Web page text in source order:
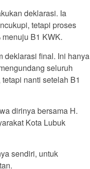
deklarasi. Ia
tetapi proses
B1 KWK.
deklarasi final. Ini hanya
seluruh
nanti setelah B1
dirinya bersama H.
Kota Lubuk
sendiri, untuk